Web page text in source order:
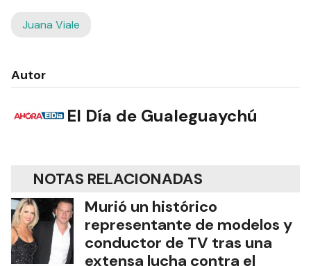
Juana Viale
Autor
El Día de Gualeguaychú
NOTAS RELACIONADAS
Murió un histórico
representante de modelos y
conductor de TV tras una
extensa lucha contra el